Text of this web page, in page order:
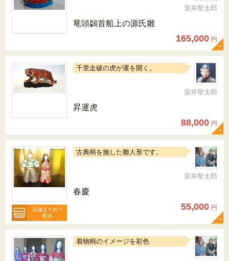
室井聖太郎
竜頭鷁首船上の源氏雛
165,000 円
千里走破の虎が運を開く。
室井聖太郎
昇運虎
88,000 円
店舗まとめて
配送
古典柄を施した雛人形です。
室井聖太郎
春慶
55,000 円
着物柄のイメージを彩色